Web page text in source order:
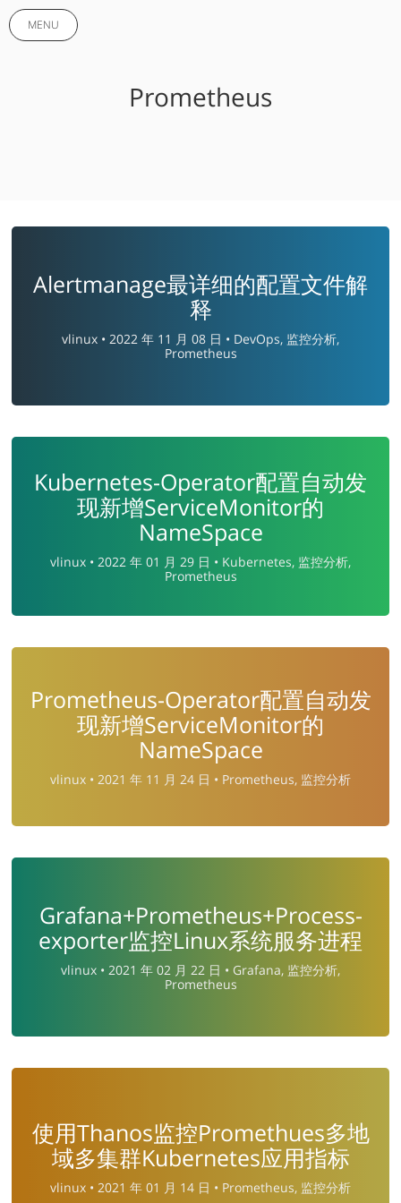
MENU
Prometheus
Alertmanage最详细的配置文件解
释
vlinux • 2022 年 11 月 08 日 • DevOps, 监控分析,
Prometheus
Kubernetes-Operator配置自动发
现新增ServiceMonitor的
NameSpace
vlinux • 2022 年 01 月 29 日 • Kubernetes, 监控分析,
Prometheus
Prometheus-Operator配置自动发
现新增ServiceMonitor的
NameSpace
vlinux • 2021 年 11 月 24 日 • Prometheus, 监控分析
Grafana+Prometheus+Process-
exporter监控Linux系统服务进程
vlinux • 2021 年 02 月 22 日 • Grafana, 监控分析,
Prometheus
使用Thanos监控Promethues多地
域多集群Kubernetes应用指标
vlinux • 2021 年 01 月 14 日 • Prometheus, 监控分析